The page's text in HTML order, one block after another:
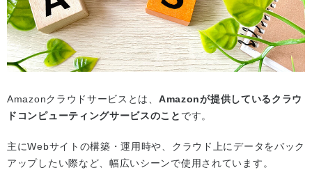
Amazonクラウドサービスとは、 Amazonが提供しているクラウ
ドコンピューティングサービスのこと です。
主にWebサイトの構築・運用時や、クラウド上にデータをバック
アップしたい際など、幅広いシーンで使用されています。